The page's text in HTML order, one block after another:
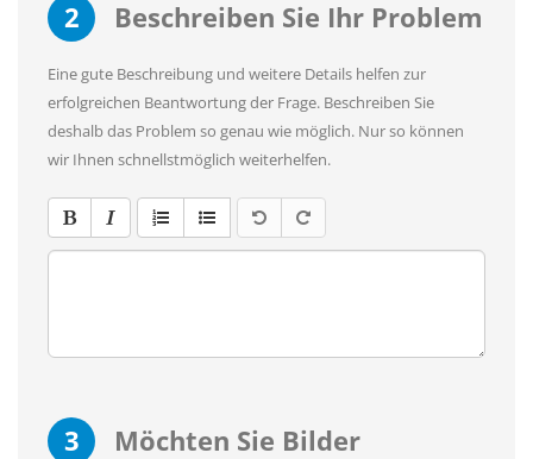
2 Beschreiben Sie Ihr Problem
Eine gute Beschreibung und weitere Details helfen zur
erfolgreichen Beantwortung der Frage. Beschreiben Sie
deshalb das Problem so genau wie möglich. Nur so können
wir Ihnen schnellstmöglich weiterhelfen.
3
Möchten Sie Bilder